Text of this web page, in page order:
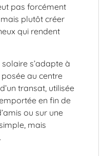
pas forcément
plutôt créer
qui rendent
s’adapte à
au centre
transat, utilisée
en fin de
ou sur une
mais